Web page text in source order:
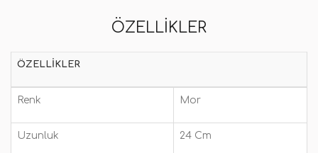
ÖZELLIKLER
ÖZELLIKLER
Renk Mor
Uzunluk 24 Cm